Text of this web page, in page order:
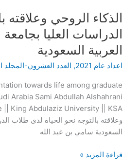
الذكاء الروحي وعلاقته
الدراسات العليا
العربية السعودية
اعداد عام 2021 , العدد العشرون-
towards life among graduate
Arabia Sami Abdullah Alshahrani
وعلاقته بالتوجه نحو الحياة لدى طلاب
السعودية سامي بن عبد الله
الذكاء
الروحي
وعلاقته
بالتوجه
نحو
لدى
طلاب
الدراسات
العليا
بجامعة
عبد
قراءة المزيد »